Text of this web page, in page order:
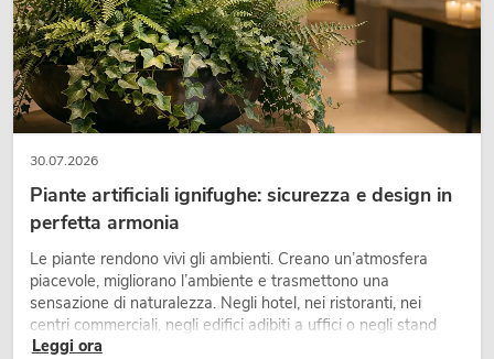
PSSO QDA-4400
No. 10451695
La giacenza è di circa 11
30.07.2026
Piante artificiali ignifughe: sicurezza e design in
perfetta armonia
Le piante rendono vivi gli ambienti. Creano un’atmosfera
piacevole, migliorano l’ambiente e trasmettono una
sensazione di naturalezza. Negli hotel, nei ristoranti, nei
centri commerciali, negli edifici adibiti a uffici o negli stand
fieristici, una vegetazione di alta qualità è ormai parte
Leggi ora